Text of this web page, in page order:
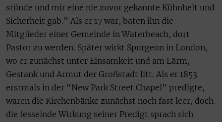
stünde und mir eine nie zuvor gekannte Kühnheit und
Sicherheit gab." Als er 17 war, baten ihn die
Mitglieder einer Gemeinde in Waterbeach, dort
Pastor zu werden. Später wirkt Spurgeon in London,
wo er zunächst unter Einsamkeit und am Lärm,
Gestank und Armut der Großstadt litt. Als er 1853
erstmals in der "New Park Street Chapel" predigte,
waren die Kirchenbänke zunächst noch fast leer, doch
die fesselnde Wirkung seiner Predigt sprach sich